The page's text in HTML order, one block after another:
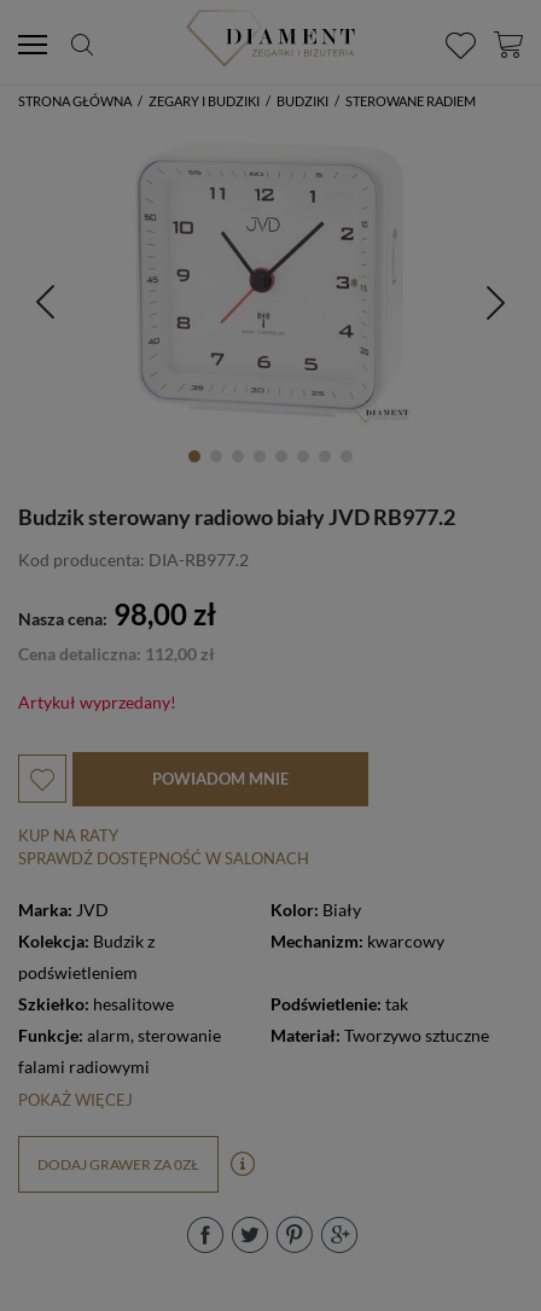
STRONA GŁÓWNA / ZEGARY I BUDZIKI / BUDZIKI / STEROWANE RADIEM
Budzik sterowany radiowo biały JVD RB977.2
Kod producenta: DIA-RB977.2
Nasza cena: 98,00 zł
Cena detaliczna: 112,00 zł
Artykuł wyprzedany!
POWIADOM MNIE
KUP NA RATY
SPRAWDŹ DOSTĘPNOŚĆ W SALONACH
Marka: JVD Kolor: Biały
Kolekcja: Budzik z
podświetleniem
Mechanizm: kwarcowy
Szkiełko: hesalitowe Podświetlenie: tak
Funkcje: alarm,
falami radiowymi
Materiał: Tworzywo sztuczne
POKAŻ WIĘCEJ
DODAJ GRAWER ZA 0ZŁ